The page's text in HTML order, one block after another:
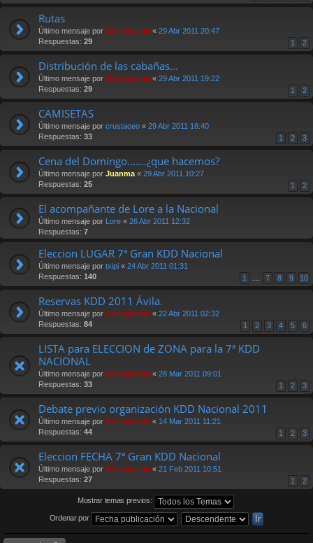
Rutas
Último mensaje por Güesmaster « 29 Abr 2011 20:47
Respuestas: 29 1 2
Distribución de las cabañas...
Último mensaje por Güesmaster « 29 Abr 2011 19:22
Respuestas: 29 1 2
CAMISETAS
Último mensaje por crustaceo « 29 Abr 2011 16:40
Respuestas: 33 1 2 3
Cena del Domingo.......¿que hacemos?
Último mensaje por Juanma « 29 Abr 2011 10:27
Respuestas: 25 1 2
El acompañante de Lore a la Nacional
Último mensaje por Lore « 26 Abr 2011 12:32
Respuestas: 7
Eleccion LUGAR 7ª Gran KDD Nacional
Último mensaje por txipi « 24 Abr 2011 01:31
Respuestas: 140 1 7 8 9 10
Reservas KDD 2011 Ávila.
Último mensaje por Güesmaster « 22 Abr 2011 02:32
Respuestas: 84 1 2 3 4 5 6
LISTA para ELECCION de ZONA para la 7ª KDD
NACIONAL
Último mensaje por Güesmaster « 28 Mar 2011 09:01
Respuestas: 33 1 2 3
Debate previo organización KDD Nacional 2011
Último mensaje por Güesmaster « 14 Mar 2011 11:21
Respuestas: 44 1 2 3
Eleccion FECHA 7ª Gran KDD Nacional
Último mensaje por Güesmaster « 21 Feb 2011 10:51
Respuestas: 27 1 2
Mostrar temas previos:
Ordenar por